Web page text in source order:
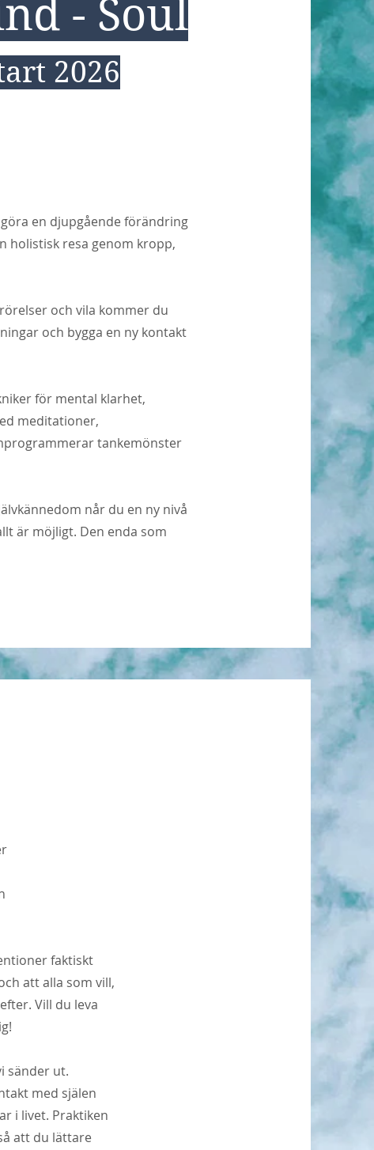
- Soul
2026
en djupgående förändring
holistisk resa genom kropp,
och vila kommer du
och bygga en ny kontakt
för mental klarhet,
meditationer,
tankemönster
når du en ny nivå
är möjligt. Den enda som
faktiskt
att alla som vill,
Vill du leva
sänder ut.
med själen
i livet. Praktiken
att du lättare